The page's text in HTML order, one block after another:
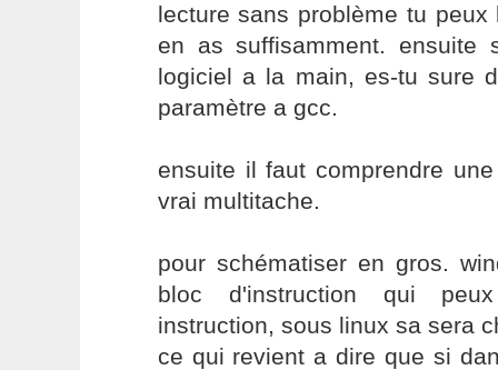
lecture sans problème tu
en as suffisamment.
logiciel a la main, es-tu sure
paramètre a gcc.
ensuite il faut comprendre
vrai multitache.
pour schématiser en gros.
bloc d'instruction qui
instruction, sous linux sa sera
ce qui revient a dire que si